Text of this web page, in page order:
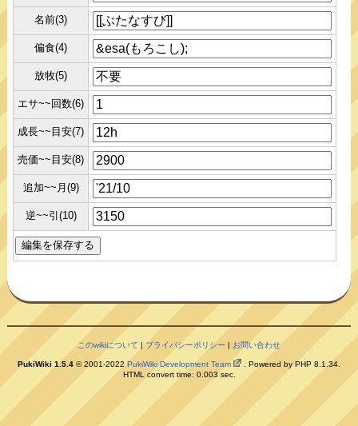
名前(3)
偏食(4)
放牧(5)
エサ~~回数(6)
成長~~目安(7)
売価~~目安(8)
追加~~月(9)
逆~~引(10)
このwikiについて |プライバシーポリシー | お問い合わせ
PukiWiki 1.5.4 © 2001-2022PukiWiki Development Team
. Powered by PHP 8.1.34.
HTML convert time: 0.003 sec.